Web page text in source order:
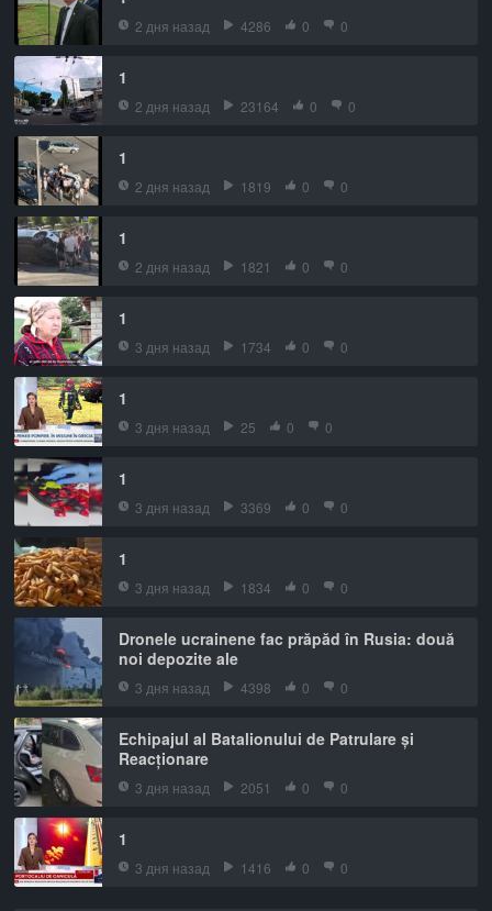
2 дня назад 4286 0 0
1
2 дня назад 23164 0 0
1
2 дня назад 1819 0 0
1
2 дня назад 1821 0 0
1
3 дня назад 1734 0 0
1
3 дня назад 25 0 0
1
3 дня назад 3369 0 0
1
3 дня назад 1834 0 0
Dronele ucrainene fac prăpăd în Rusia: două
noi depozite ale
3 дня назад 4398 0 0
Echipajul al Batalionului de Patrulare și
Reacționare
3 дня назад 2051 0 0
1
3 дня назад 1416 0 0